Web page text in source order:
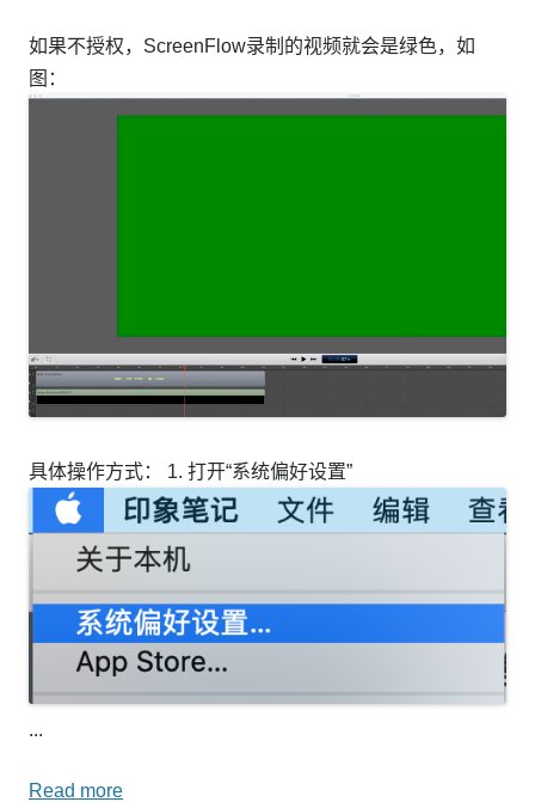
如果不授权，ScreenFlow录制的视频就会是绿色，如
图：
具体操作方式： 1. 打开“系统偏好设置”
...
Read more